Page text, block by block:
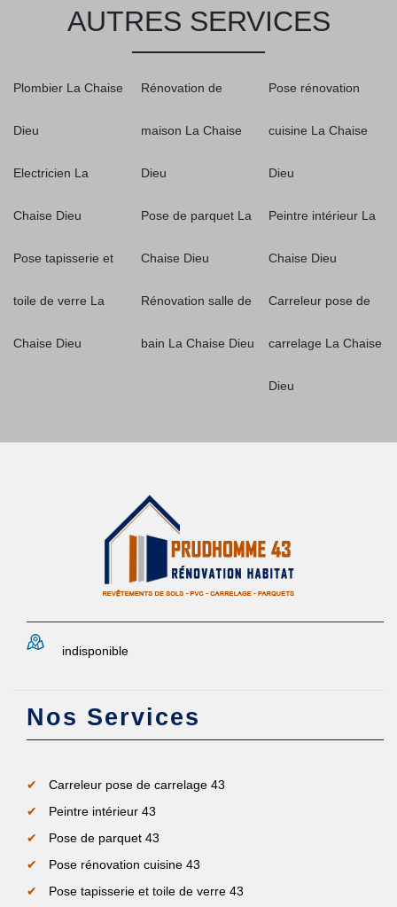
AUTRES SERVICES
Plombier La Chaise
Dieu
Electricien La
Chaise Dieu
Pose tapisserie et
toile de verre La
Chaise Dieu
Rénovation de
maison La Chaise
Dieu
Pose de parquet La
Chaise Dieu
Rénovation salle de
bain La Chaise Dieu
Pose rénovation
cuisine La Chaise
Dieu
Peintre intérieur La
Chaise Dieu
Carreleur pose de
carrelage La Chaise
Dieu
indisponible
Nos Services
Carreleur pose de carrelage 43
Peintre intérieur 43
Pose de parquet 43
Pose rénovation cuisine 43
Pose tapisserie et toile de verre 43